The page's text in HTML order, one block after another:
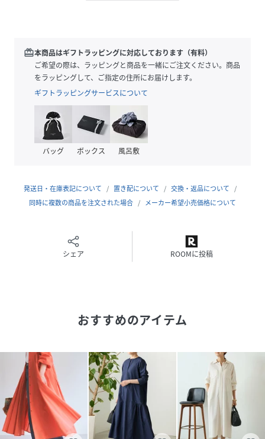
い。
■素材・洗濯表示
素材：レーヨン 85%、再生繊維(セルロース) 15%
洗濯表示：手洗い可
※着用時・洗濯時は、必ず取扱い表示・タグをご確認の上、
お取り扱い下さい。
伸縮性：なし
光沢：あり
ポケット：あり
《お取り扱い上のご注意》
この製品はデザイン性や素材の風合いを重視したファッショ
ン性の高い商品です。
・素材の特性上多少収縮することがあります。お洗濯後は形
を整えて干してください。
・ハンガーでの乾燥・保管また着用時に伸びることがありま
redeem本商品はギフトラッピングに対応しております（有料）
ご希望の際は、ラッピングと商品を一緒にご注文ください。商品
をラッピングして、ご指定の住所にお届けします。
ギフトラッピングサービスについて
バッグ ボックス 風呂敷
発送日・在庫表記について 置き配について
交換・返品について
同時に複数の商品を注文された場合
メーカー希望小売価格について
シェア ROOMに投稿
おすすめのアイテム